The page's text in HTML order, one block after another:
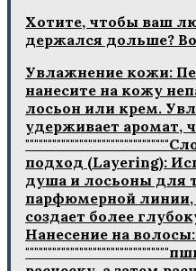
Хотите, чтобы ваш
держался дольше?
Увлажнение кожи:
нанесите на кожу
лосьон или крем.
удерживает аромат,
подход (Layering):
душа и лосьоны для
парфюмерной линии,
создает более
Нанесение на